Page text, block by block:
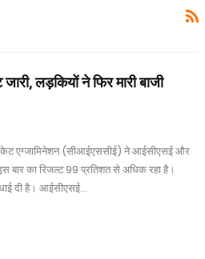
लड़कियों ने फिर मारी बाजी
एग्जामिनेशन (सीआईएससीई) ने आईसीएसई और
बार का रिजल्ट 99 प्रतिशत से अधिक रहा है।
दी है। आईसीएसई…